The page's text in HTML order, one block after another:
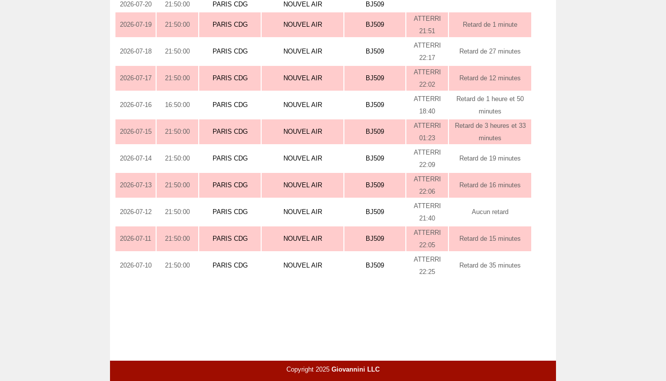
2026-07-20
21:50:00 PARIS CDG NOUVEL AIR BJ509
2026-07-19 21:50:00 PARIS CDG NOUVEL AIR BJ509
ATTERRI
21:51
Retard de 1 minute
2026-07-18 21:50:00 PARIS CDG NOUVEL AIR BJ509
ATTERRI
22:17
Retard de 27 minutes
2026-07-17 21:50:00 PARIS CDG NOUVEL AIR BJ509
ATTERRI
22:02
Retard de 12 minutes
2026-07-16 16:50:00 PARIS CDG NOUVEL AIR BJ509
ATTERRI
18:40
Retard de 1 heure et 50
minutes
2026-07-15 21:50:00 PARIS CDG NOUVEL AIR BJ509
ATTERRI
01:23
Retard de 3 heures et 33
minutes
2026-07-14 21:50:00 PARIS CDG NOUVEL AIR BJ509
ATTERRI
22:09
Retard de 19 minutes
2026-07-13 21:50:00 PARIS CDG NOUVEL AIR BJ509
ATTERRI
22:06
Retard de 16 minutes
2026-07-12 21:50:00 PARIS CDG NOUVEL AIR BJ509
ATTERRI
21:40
Aucun retard
2026-07-11 21:50:00 PARIS CDG NOUVEL AIR BJ509
ATTERRI
22:05
Retard de 15 minutes
2026-07-10 21:50:00 PARIS CDG NOUVEL AIR BJ509
ATTERRI
22:25
Retard de 35 minutes
Copyright 2025 Giovannini LLC